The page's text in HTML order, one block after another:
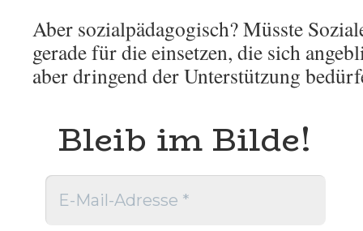
Aber sozialpädagogisch? Müsste
gerade für die einsetzen, die sich
aber dringend der Unterstützung
Bleib im Bilde!